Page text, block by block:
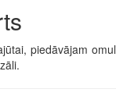
piedāvājam